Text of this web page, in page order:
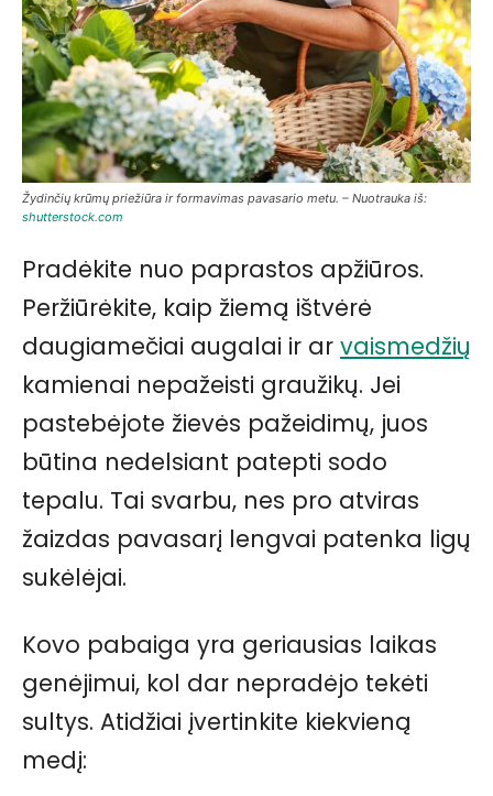
Žydinčių krūmų priežiūra ir formavimas pavasario metu. – Nuotrauka iš:
shutterstock.com
Pradėkite nuo paprastos apžiūros.
Peržiūrėkite, kaip žiemą ištvėrė
daugiamečiai augalai ir ar vaismedžių
kamienai nepažeisti graužikų. Jei
pastebėjote žievės pažeidimų, juos
būtina nedelsiant patepti sodo
tepalu. Tai svarbu, nes pro atviras
žaizdas pavasarį lengvai patenka ligų
sukėlėjai.
Kovo pabaiga yra geriausias laikas
genėjimui, kol dar nepradėjo tekėti
sultys. Atidžiai įvertinkite kiekvieną
medį: